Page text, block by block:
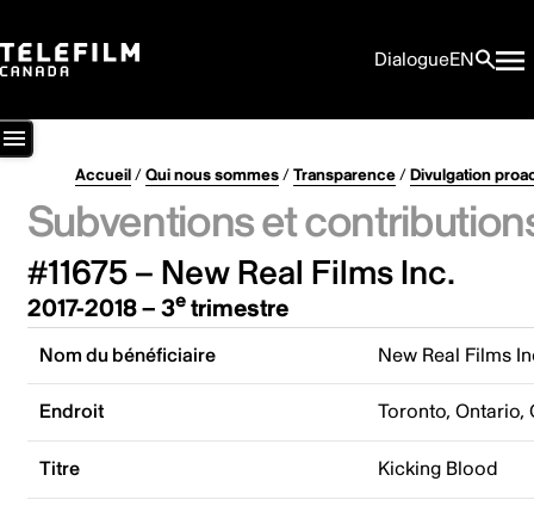
DialogueEN
Accueil/Qui nous sommes/Transparence/Divulgation
Subventions et
#11675 – New Real Films Inc.
2017-2018 – 3etrimestre
Nom du bénéficiaire New Real Films
Endroit Toronto, Ontario,
Titre Kicking Blood